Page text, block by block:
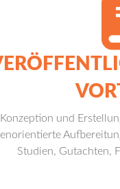
Konzeption und
Studien, Gutachten,